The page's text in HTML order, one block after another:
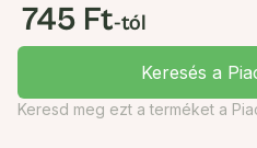
745 Ft-tól
Keresés a
Keresd meg ezt a terméket a